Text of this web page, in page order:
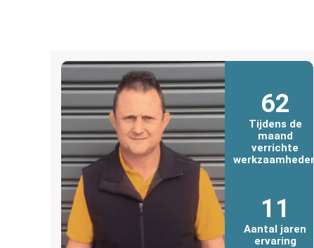
62
Tijdens de
maand
verrichte
werkzaamheden
11
Aantal jaren
ervaring